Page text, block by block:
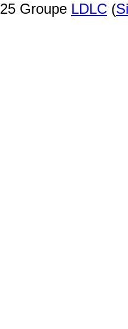
Groupe LDLC (